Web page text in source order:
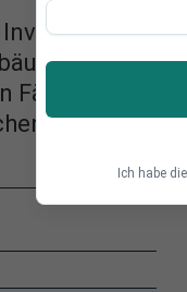
Fällen lohnen,
Ich habe die